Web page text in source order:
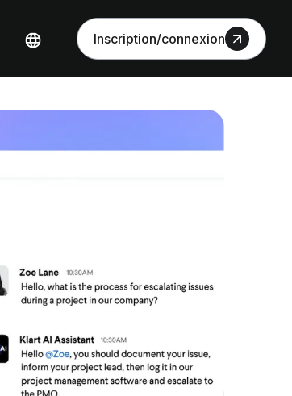
Inscription/connexion